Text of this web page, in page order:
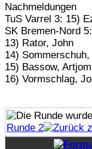
Nachmeldungen
TuS Varrel 3: 15)
SK Bremen-Nord
13) Rator, John
14)
15) Bassow, Artjom
16) Vormschlag,
Runde 2